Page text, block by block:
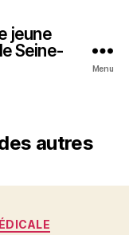
jeune
Seine-
Menu
autres